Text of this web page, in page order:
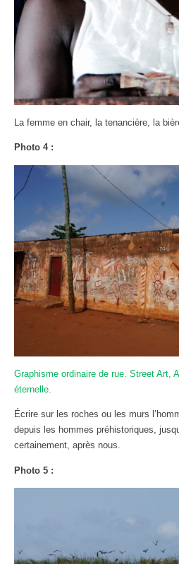
La femme en chair, la tenancière, la
Photo 4 :
Graphisme ordinaire de rue. Street Art,
éternelle.
Écrire sur les roches ou les murs
depuis les hommes préhistoriques,
certainement, après nous.
Photo 5 :